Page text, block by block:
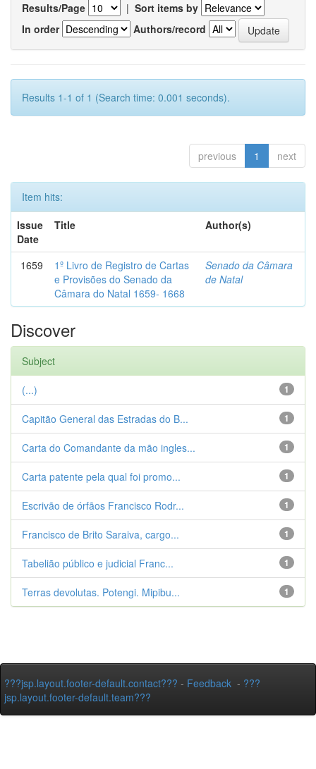
Results/Page | Sort items by
In order
Authors/record
Results 1-1 of 1 (Search time: 0.001 seconds).
previous 1 next
Item hits:
Issue
Date
Title Author(s)
1659
1º Livro de Registro de Cartas
e Provisões do Senado da
Câmara do Natal 1659- 1668
Senado da Câmara
de Natal
Discover
Subject
1
(...)
1
Capitão General das Estradas do B...
1
Carta do Comandante da mão ingles...
1
Carta patente pela qual foi promo...
1
Escrivão de órfãos Francisco Rodr...
1
Francisco de Brito Saraiva, cargo...
1
Tabelião público e judicial Franc...
1
Terras devolutas. Potengi. Mipibu...
???jsp.layout.footer-default.contact??? - Feedback - ???
jsp.layout.footer-default.team???